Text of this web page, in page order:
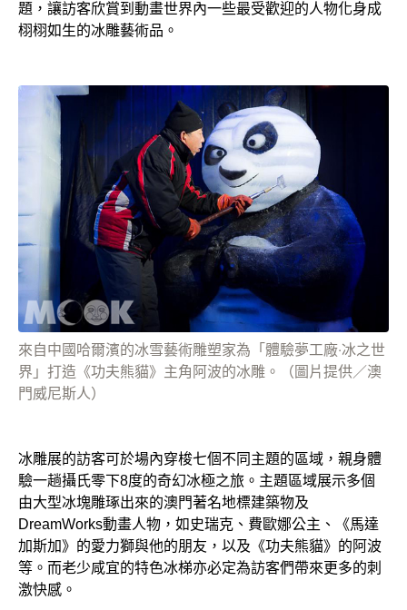
題，讓訪客欣賞到動畫世界內一些最受歡迎的人物化身成
栩栩如生的冰雕藝術品。
來自中國哈爾濱的冰雪藝術雕塑家為「體驗夢工廠‧冰之世
界」打造《功夫熊貓》主角阿波的冰雕。（圖片提供／澳
門威尼斯人）
冰雕展的訪客可於場內穿梭七個不同主題的區域，親身體
驗一趟攝氏零下8度的奇幻冰極之旅。主題區域展示多個
由大型冰塊雕琢出來的澳門著名地標建築物及
DreamWorks動畫人物，如史瑞克、費歐娜公主、《馬達
加斯加》的愛力獅與他的朋友，以及《功夫熊貓》的阿波
等。而老少咸宜的特色冰梯亦必定為訪客們帶來更多的刺
激快感。